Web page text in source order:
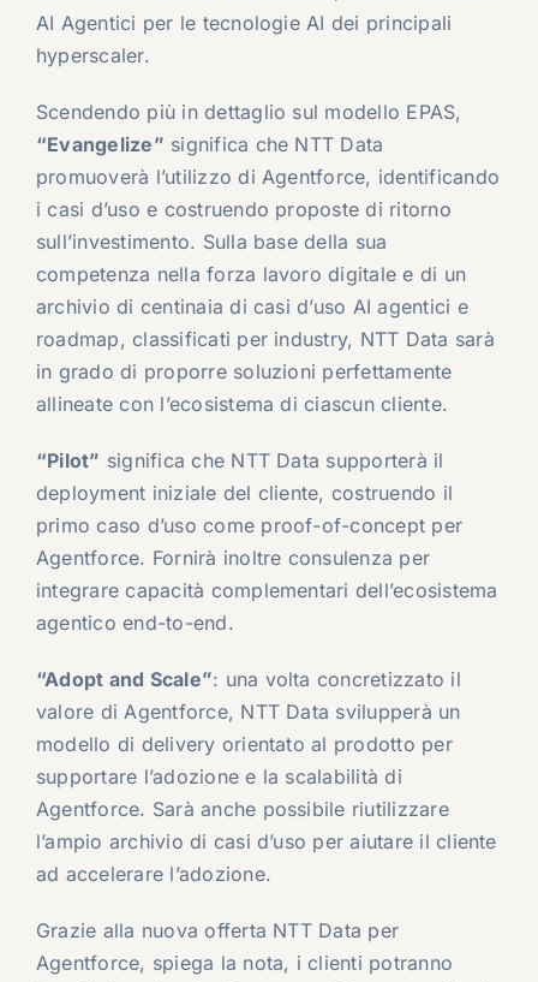
AI Agentici per le tecnologie AI dei principali
hyperscaler.
Scendendo più in dettaglio sul modello EPAS,
“Evangelize” significa che NTT Data
promuoverà l’utilizzo di Agentforce, identificando
i casi d’uso e costruendo proposte di ritorno
sull’investimento. Sulla base della sua
competenza nella forza lavoro digitale e di un
archivio di centinaia di casi d’uso AI agentici e
roadmap, classificati per industry, NTT Data sarà
in grado di proporre soluzioni perfettamente
allineate con l’ecosistema di ciascun cliente.
“Pilot” significa che NTT Data supporterà il
deployment iniziale del cliente, costruendo il
primo caso d’uso come proof-of-concept per
Agentforce. Fornirà inoltre consulenza per
integrare capacità complementari dell’ecosistema
agentico end-to-end.
“Adopt and Scale”: una volta concretizzato il
valore di Agentforce, NTT Data svilupperà un
modello di delivery orientato al prodotto per
supportare l’adozione e la scalabilità di
Agentforce. Sarà anche possibile riutilizzare
l’ampio archivio di casi d’uso per aiutare il cliente
ad accelerare l’adozione.
Grazie alla nuova offerta NTT Data per
Agentforce, spiega la nota, i clienti potranno